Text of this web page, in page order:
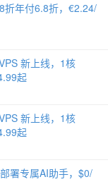
折年付6.8折，€2.24/
新上线，1核
起
新上线，1核
起
署专属AI助手，$0/